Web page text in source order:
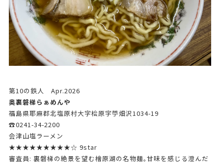
第10の鉄人 Apr.2026
奥裏磐梯らぁめんや
福島県耶麻郡北塩原村大字桧原字苧畑沢1034-19
☎0241-34-2200
会津山塩ラーメン
★★★★★★★★★☆ 9star
審査員: 裏磐梯の絶景を望む檜原湖の名物麺｡甘味を感じる澄んだ